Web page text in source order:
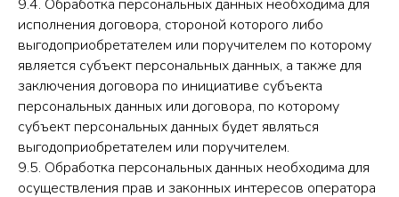
9.4. Обработка персональных данных необходима для
исполнения договора, стороной которого либо
выгодоприобретателем или поручителем по которому
является субъект персональных данных, а также для
заключения договора по инициативе субъекта
персональных данных или договора, по которому
субъект персональных данных будет являться
выгодоприобретателем или поручителем.
9.5. Обработка персональных данных необходима для
осуществления прав и законных интересов оператора